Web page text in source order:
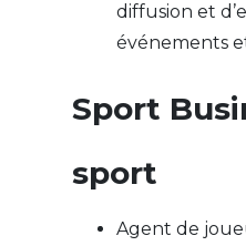
diffusion et
événements
Sport
sport
Agent de